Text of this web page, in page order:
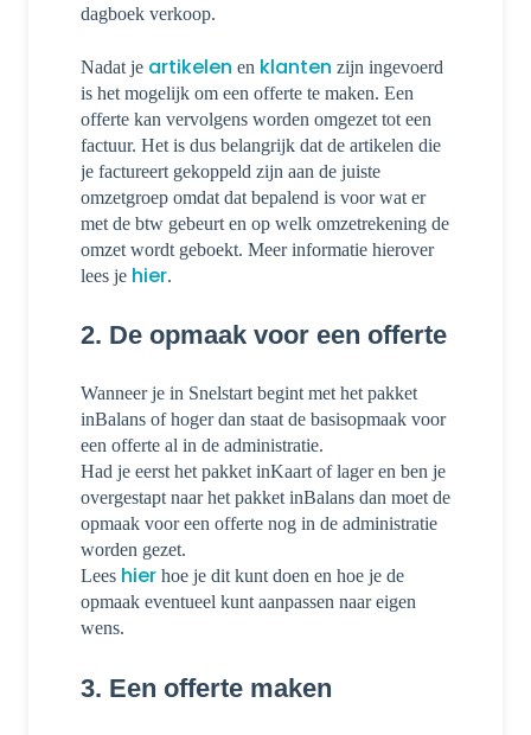
dagboek verkoop.
Nadat je artikelen en klanten zijn ingevoerd
is het mogelijk om een offerte te maken. Een
offerte kan vervolgens worden omgezet tot een
factuur. Het is dus belangrijk dat de artikelen die
je factureert gekoppeld zijn aan de juiste
omzetgroep omdat dat bepalend is voor wat er
met de btw gebeurt en op welk omzetrekening de
omzet wordt geboekt. Meer informatie hierover
lees je hier.
2. De opmaak voor een offerte
Wanneer je in Snelstart begint met het pakket
inBalans of hoger dan staat de basisopmaak voor
een offerte al in de administratie.
Had je eerst het pakket inKaart of lager en ben je
overgestapt naar het pakket inBalans dan moet de
opmaak voor een offerte nog in de administratie
worden gezet.
Lees hier hoe je dit kunt doen en hoe je de
opmaak eventueel kunt aanpassen naar eigen
wens.
3. Een offerte maken